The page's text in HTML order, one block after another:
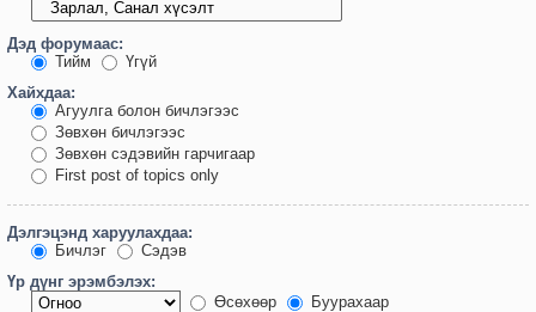
Дэд форумаас:
Тийм
Үгүй
Хайхдаа:
Агуулга болон бичлэгээс
Зөвхөн бичлэгээс
Зөвхөн сэдэвийн гарчигаар
First post of topics only
Дэлгэцэнд харуулахдаа:
Бичлэг
Сэдэв
Үр дүнг эрэмбэлэх:
Өсөхөөр
Буурахаар